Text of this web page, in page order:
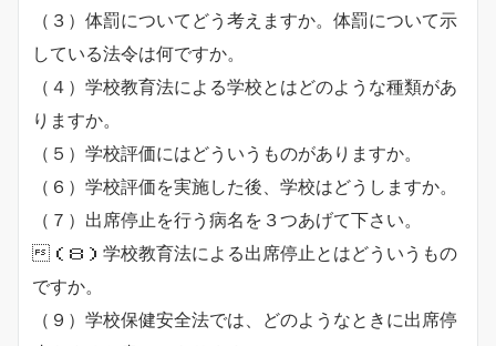
（３）体罰についてどう考えますか。体罰について示
している法令は何ですか。
（４）学校教育法による学校とはどのような種類があ
りますか。
（５）学校評価にはどういうものがありますか。
（６）学校評価を実施した後、学校はどうしますか。
（７）出席停止を行う病名を３つあげて下さい。
（８）学校教育法による出席停止とはどういうもの
ですか。
（９）学校保健安全法では、どのようなときに出席停